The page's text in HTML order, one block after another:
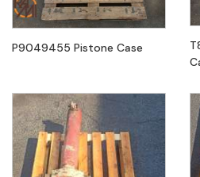
P9049455 Pistone Case